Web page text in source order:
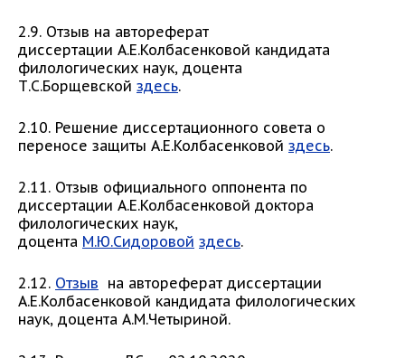
2.9. Отзыв на автореферат
диссертации А.Е.Колбасенковой кандидата
филологических наук, доцента
Т.С.Борщевской здесь.
2.10. Решение диссертационного совета о
переносе защиты А.Е.Колбасенковой здесь.
2.11. Отзыв официального оппонента по
диссертации А.Е.Колбасенковой доктора
филологических наук,
доцента М.Ю.Сидоровой здесь.
2.12. Отзыв на автореферат диссертации
А.Е.Колбасенковой кандидата филологических
наук, доцента А.М.Четыриной.